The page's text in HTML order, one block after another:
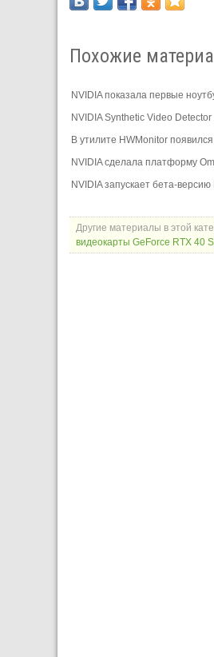
Похожие
NVIDIA показала первые
NVIDIA Synthetic Video
В утилите HWMonitor
NVIDIA сделала платформу
NVIDIA запускает бета-
Другие материалы в этой
видеокарты GeForce RTX 40